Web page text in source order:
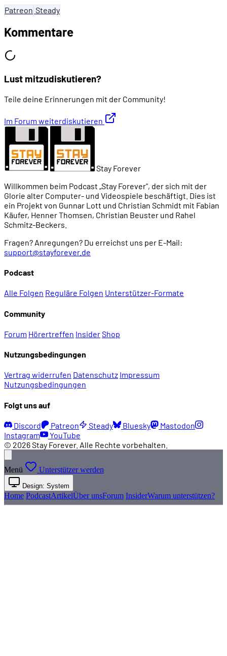
Patreon Steady
Kommentare
Lust mitzudiskutieren?
Teile deine Erinnerungen mit der Community!
Im Forum weiterdiskutieren
Stay Forever
Willkommen beim Podcast „Stay Forever", der sich mit der
Glorie alter Computer- und Videospiele beschäftigt. Dies ist
ein Projekt von Gunnar Lott und Christian Schmidt mit Fabian
Käufer, Henner Thomsen, Christian Beuster und Rahel
Schmitz-Beckers.
Fragen? Anregungen? Du erreichst uns per E-Mail:
support@stayforever.de
Podcast
Alle Folgen Reguläre Folgen Unterstützer-Formate
Community
Forum Hörertreffen InsiderShop
Nutzungsbedingungen
Vertrag widerrufen Datenschutz Impressum
Nutzungsbedingungen
Folgt uns auf
Discord Patreon Steady Bluesky
Mastodon
Instagram
YouTube
© 2026 Stay Forever. Alle Rechte vorbehalten.
Menü Unterstützer werden
Design: System
Home PodcastArtikelÜber unsForum InsiderWarum unterstützen?